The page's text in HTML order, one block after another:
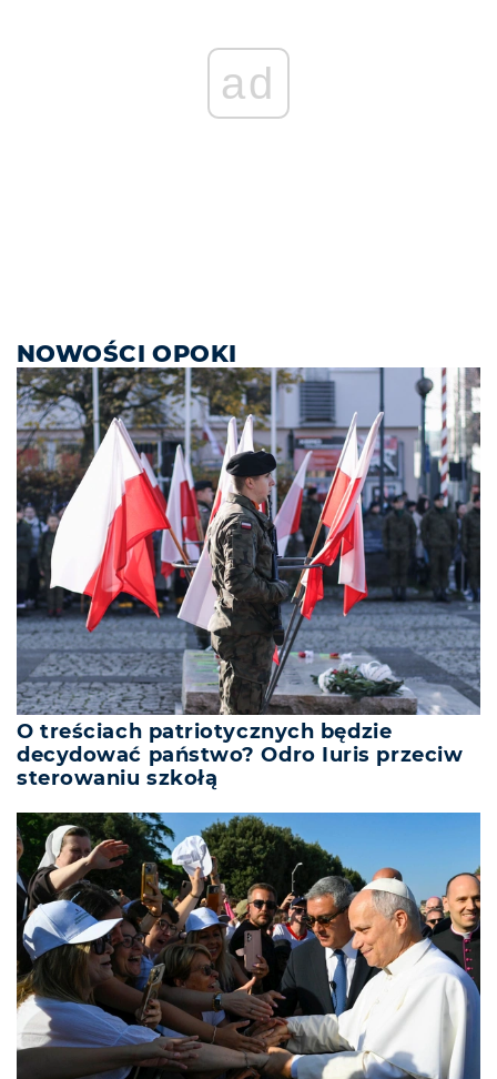
ad
NOWOŚCI OPOKI
O treściach patriotycznych będzie
decydować państwo? Odro Iuris przeciw
sterowaniu szkołą